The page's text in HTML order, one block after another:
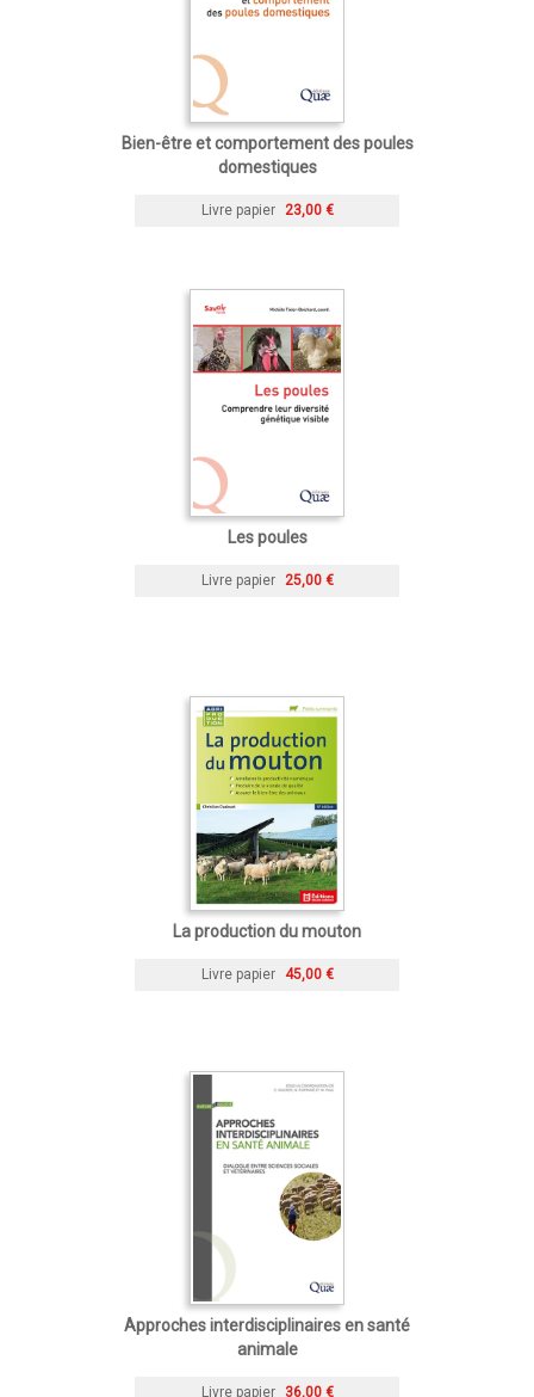
Bien-être et comportement des poules
domestiques
Livre papier 23,00 €
Les poules
Livre papier 25,00 €
La production du mouton
Livre papier 45,00 €
Approches interdisciplinaires en santé
animale
Livre papier 36,00 €